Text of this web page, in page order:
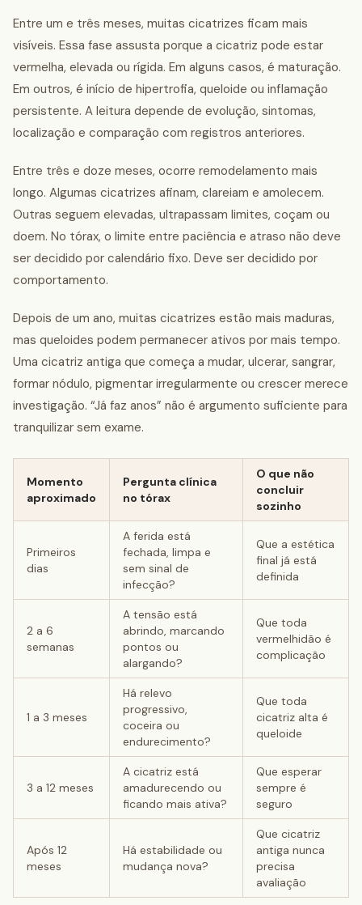
Entre um e três meses, muitas cicatrizes ficam mais
visíveis. Essa fase assusta porque a cicatriz pode estar
vermelha, elevada ou rígida. Em alguns casos, é maturação.
Em outros, é início de hipertrofia, queloide ou inflamação
persistente. A leitura depende de evolução, sintomas,
localização e comparação com registros anteriores.
Entre três e doze meses, ocorre remodelamento mais
longo. Algumas cicatrizes afinam, clareiam e amolecem.
Outras seguem elevadas, ultrapassam limites, coçam ou
doem. No tórax, o limite entre paciência e atraso não deve
ser decidido por calendário fixo. Deve ser decidido por
comportamento.
Depois de um ano, muitas cicatrizes estão mais maduras,
mas queloides podem permanecer ativos por mais tempo.
Uma cicatriz antiga que começa a mudar, ulcerar, sangrar,
formar nódulo, pigmentar irregularmente ou crescer merece
investigação. “Já faz anos” não é argumento suficiente para
tranquilizar sem exame.
Momento
aproximado
Pergunta clínica
no tórax
O que não
concluir
sozinho
Primeiros
dias
A ferida está
fechada, limpa e
sem sinal de
infecção?
Que a estética
final já está
definida
2 a 6
semanas
A tensão está
abrindo, marcando
pontos ou
alargando?
Que toda
vermelhidão é
complicação
1 a 3 meses
Há relevo
progressivo,
coceira ou
endurecimento?
Que toda
cicatriz alta é
queloide
3 a 12 meses
A cicatriz está
amadurecendo ou
ficando mais ativa?
Que esperar
sempre é
seguro
Após 12
meses
Há estabilidade ou
mudança nova?
Que cicatriz
antiga nunca
precisa
avaliação